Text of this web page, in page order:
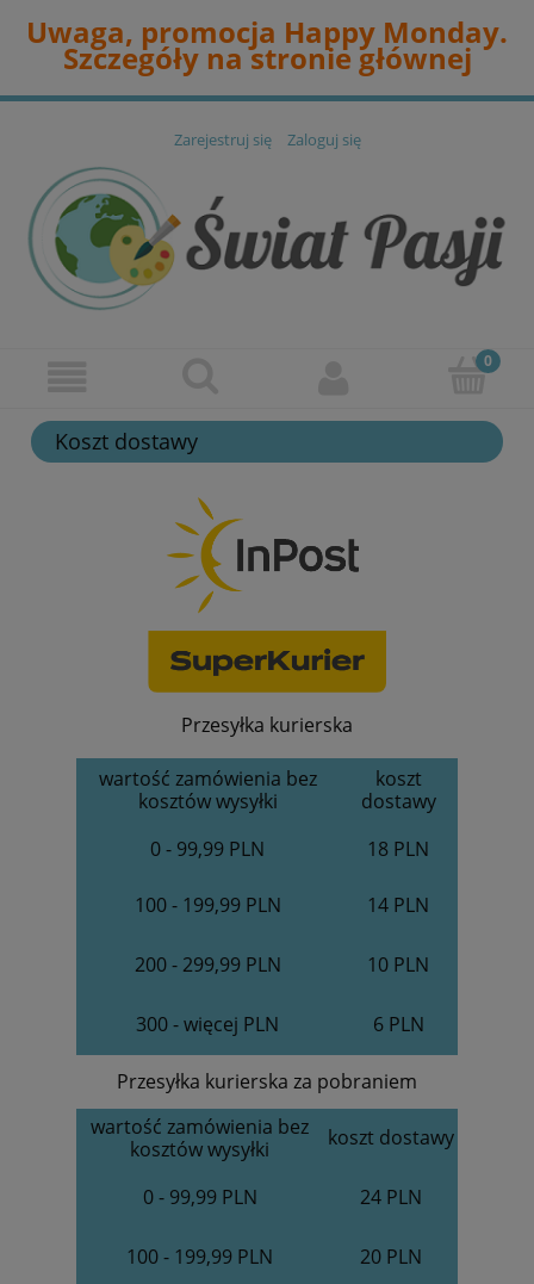
Uwaga, promocja Happy Monday.
Szczegóły na stronie głównej
Zarejestruj się Zaloguj się
Koszt dostawy
Przesyłka kurierska
wartość zamówienia bez
kosztów wysyłki
koszt
dostawy
0 - 99,99 PLN
18 PLN
100 - 199,99 PLN 14 PLN
200 - 299,99 PLN 10 PLN
300 - więcej PLN 6 PLN
Przesyłka kurierska za pobraniem
wartość zamówienia bez
kosztów wysyłki
koszt dostawy
0 - 99,99 PLN 24 PLN
100 - 199,99 PLN 20 PLN